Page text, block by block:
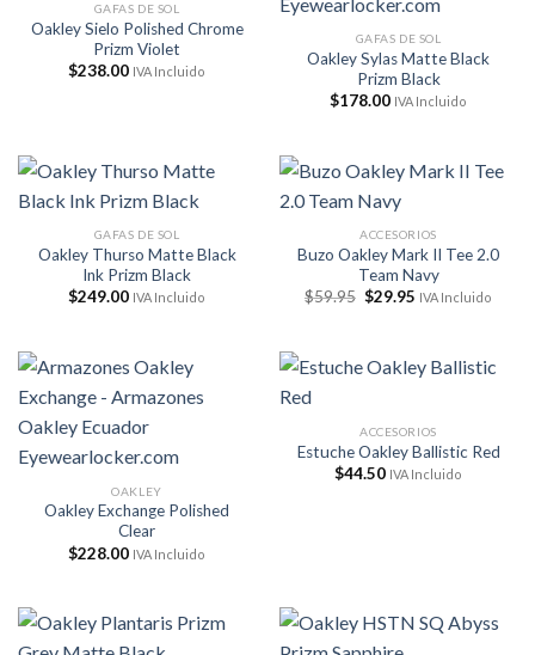
GAFAS DE SOL
Oakley Sielo Polished Chrome
Prizm Violet
$238.00 IVA Incluido
GAFAS DE SOL
Oakley Sylas Matte Black
Prizm Black
$178.00 IVA Incluido
GAFAS DE SOL
Oakley Thurso Matte Black
Ink Prizm Black
$249.00 IVA Incluido
ACCESORIOS
Buzo Oakley Mark II Tee 2.0
Team Navy
$59.95 El
$59.95.
$29.95 El
$29.95.
IVA Incluido
OAKLEY
Oakley Exchange Polished
Clear
$228.00 IVA Incluido
ACCESORIOS
Estuche Oakley Ballistic Red
$44.50 IVA Incluido